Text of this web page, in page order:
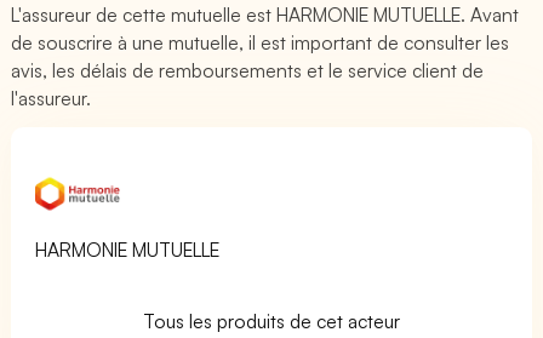
L'assureur de cette mutuelle est HARMONIE MUTUELLE. Avant
de souscrire à une mutuelle, il est important de consulter les
avis, les délais de remboursements et le service client de
l'assureur.
HARMONIE MUTUELLE
Tous les produits de cet acteur